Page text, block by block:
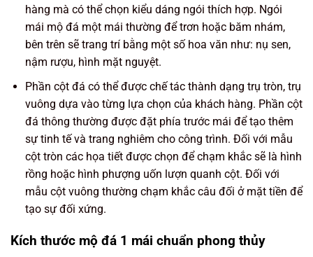
hàng mà có thể chọn kiểu dáng ngói thích hợp. Ngói
mái mộ đá một mái thường để trơn hoặc băm nhám,
bên trên sẽ trang trí bằng một số hoa văn như: nụ sen,
nậm rượu, hình mặt nguyệt.
Phần cột đá có thể được chế tác thành dạng trụ tròn, trụ
vuông dựa vào từng lựa chọn của khách hàng. Phần cột
đá thông thường được đặt phía trước mái để tạo thêm
sự tinh tế và trang nghiêm cho công trình. Đối với mẫu
cột tròn các họa tiết được chọn để chạm khắc sẽ là hình
rồng hoặc hình phượng uốn lượn quanh cột. Đối với
mẫu cột vuông thường chạm khắc câu đối ở mặt tiền để
tạo sự đối xứng.
Kích thước mộ đá 1 mái chuẩn phong thủy